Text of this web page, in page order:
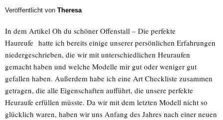
Veröffentlicht von Theresa
In dem Artikel Oh du schöner Offenstall – Die perfekte
Haureufe hatte ich bereits einige unserer persönlichen Erfahrungen
niedergeschrieben, die wir mit unterschiedlichen Heuraufen
gemacht haben und welche Modelle mir gut oder weniger gut
gefallen haben. Außerdem habe ich eine Art Checkliste zusammen
getragen, die alle Eigenschaften aufführt, die unsere perfekte
Heuraufe erfüllen müsste. Da wir mit dem letzten Modell nicht so
glücklich waren, haben wir uns Anfang des Jahres nach einer neuen